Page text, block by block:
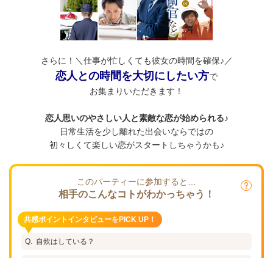
さらに！＼仕事が忙しくても彼女の時間を確保♪／
恋人との時間を大切にしたい方で
お集まりいただきます！
恋人思いのやさしい人と素敵な恋が始められる♪
日常生活を少し離れた出会いならではの
初々しくて楽しい恋がスタートしちゃうかも♪
このパーティーに参加すると…
相手のこんなコトがわかっちゃう！
共感ポイントインタビューをPICK UP！
自炊はしている？